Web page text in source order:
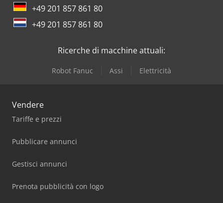
+49 201 857 861 80
+49 201 857 861 80
Ricerche di macchine attuali:
Robot Fanuc Assi Elettricità
Vendere
Tariffe e prezzi
Pubblicare annunci
Gestisci annunci
Prenota pubblicità con logo